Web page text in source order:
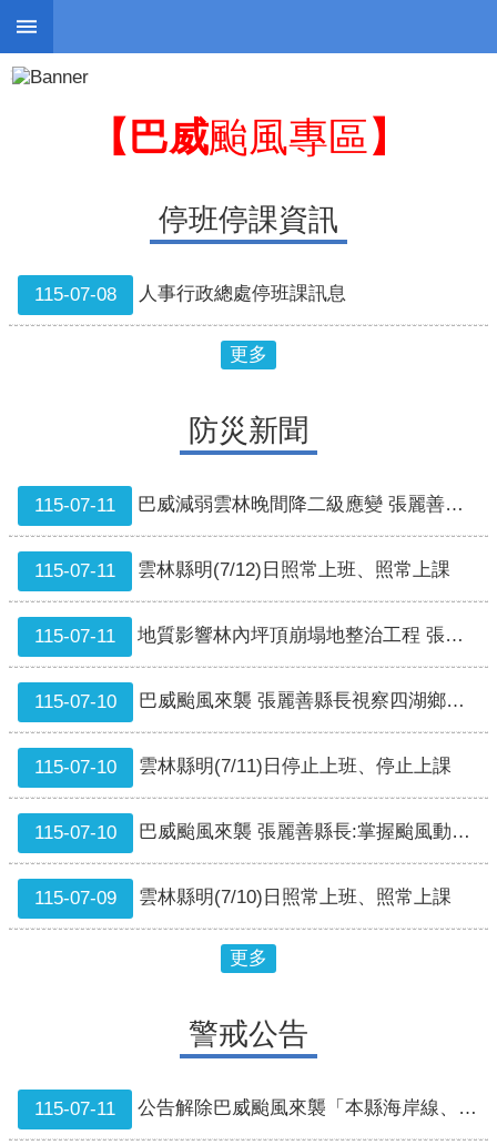
跳到主要內容區塊
進
班
停
課
警
戒
告
疏
散
收
容
捐
款、
募
集
及
災
害
救
運
輸
:::
【巴威颱風專區】
停班停課資訊
115-07-08 人事行政總處停班課訊息
更多
防災新聞
115-07-11 巴威減弱雲林晚間降二級應變 張麗善縣長指示防災不鬆懈
115-07-11 雲林縣明(7/12)日照常上班、照常上課
115-07-11 地質影響林內坪頂崩塌地整治工程 張麗善縣長與張嘉郡立委將持續向中央爭取加勁護坡經費
115-07-10 巴威颱風來襲 張麗善縣長視察四湖鄉防汛整備 加速大排整治 守護鄉親安全
115-07-10 雲林縣明(7/11)日停止上班、停止上課
115-07-10 巴威颱風來襲 張麗善縣長:掌握颱風動向 做好防颱整備
115-07-09 雲林縣明(7/10)日照常上班、照常上課
更多
警戒公告
115-07-11 公告解除巴威颱風來襲「本縣海岸線、漁港泊地及土石流地區等警戒區域範圍」，自中華民國115年7月11日20時起生效。